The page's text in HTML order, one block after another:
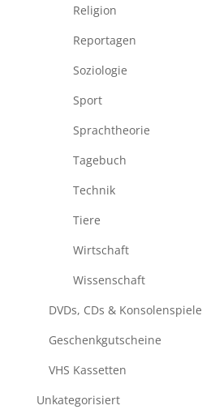
Religion
Reportagen
Soziologie
Sport
Sprachtheorie
Tagebuch
Technik
Tiere
Wirtschaft
Wissenschaft
DVDs, CDs & Konsolenspiele
Geschenkgutscheine
VHS Kassetten
Unkategorisiert